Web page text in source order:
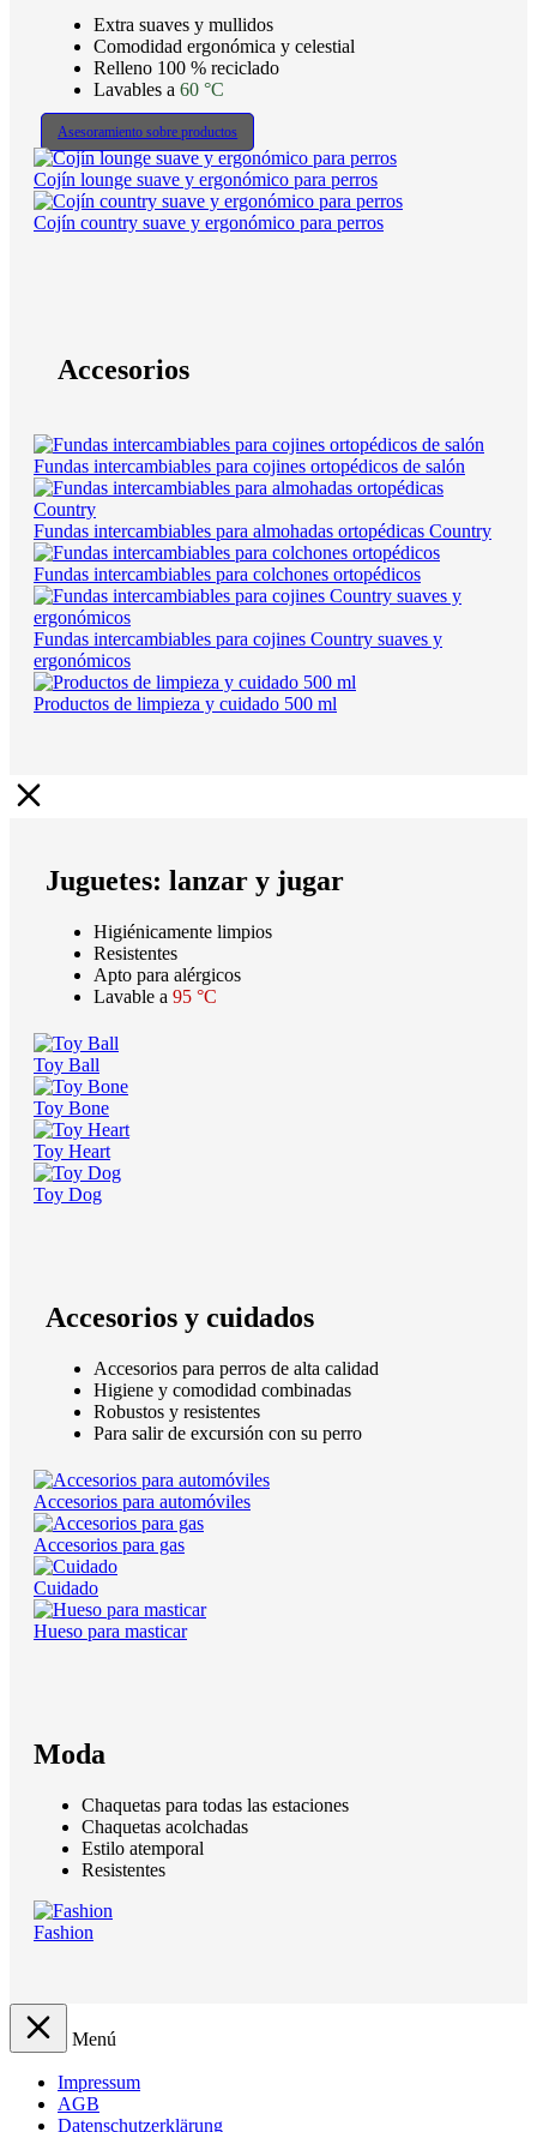
Extra suaves y mullidos
Comodidad ergonómica y celestial
Relleno 100 % reciclado
Lavables a 60 °C
Asesoramiento sobre productos
Cojín lounge suave y ergonómico para perros
Cojín country suave y ergonómico para perros
Accesorios
Fundas intercambiables para cojines ortopédicos de salón
Fundas intercambiables para almohadas ortopédicas Country
Fundas intercambiables para colchones ortopédicos
Fundas intercambiables para cojines Country suaves y
ergonómicos
Productos de limpieza y cuidado 500 ml
Juguetes: lanzar y jugar
Higiénicamente limpios
Resistentes
Apto para alérgicos
Lavable a 95 °C
Toy Ball
Toy Bone
Toy Heart
Toy Dog
Accesorios y cuidados
Accesorios para perros de alta calidad
Higiene y comodidad combinadas
Robustos y resistentes
Para salir de excursión con su perro
Accesorios para automóviles
Accesorios para gas
Cuidado
Hueso para masticar
Moda
Chaquetas para todas las estaciones
Chaquetas acolchadas
Estilo atemporal
Resistentes
Fashion
Menú
Impressum
AGB
Datenschutzerklärung